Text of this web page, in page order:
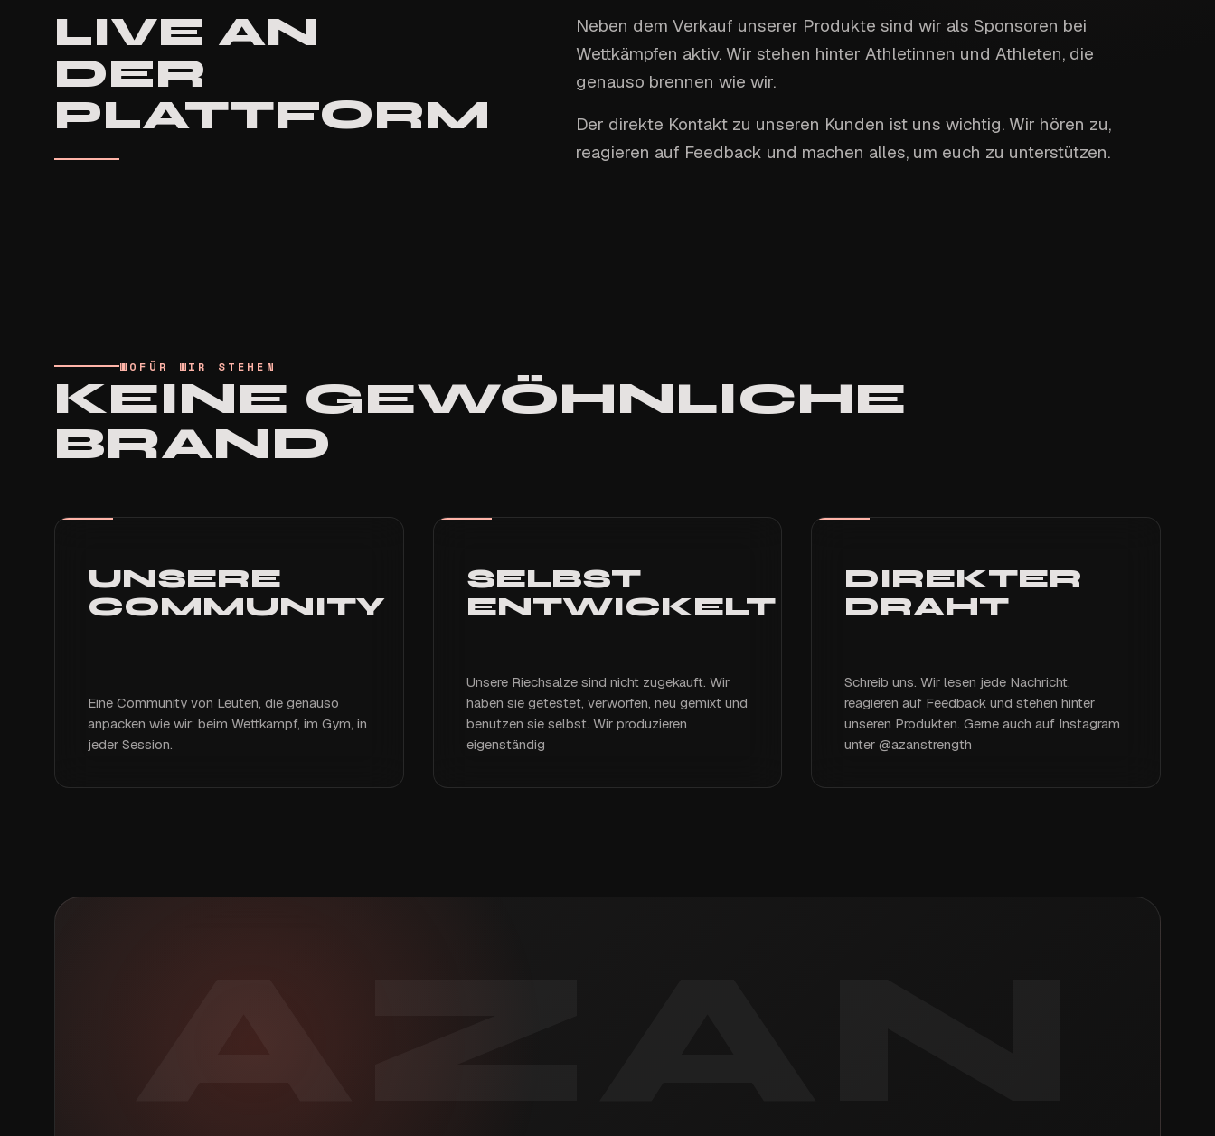
LIVE AN
DER
PLATTFORM
Neben dem Verkauf unserer Produkte sind wir als Sponsoren bei
Wettkämpfen aktiv. Wir stehen hinter Athletinnen und Athleten, die
genauso brennen wie wir.
Der direkte Kontakt zu unseren Kunden ist uns wichtig. Wir hören zu,
reagieren auf Feedback und machen alles, um euch zu unterstützen.
WOFÜR WIR STEHEN
KEINE GEWÖHNLICHE
BRAND
UNSERE
COMMUNITY
Eine Community von Leuten, die genauso
anpacken wie wir: beim Wettkampf, im Gym, in
jeder Session.
SELBST
ENTWICKELT
Unsere Riechsalze sind nicht zugekauft. Wir
haben sie getestet, verworfen, neu gemixt und
benutzen sie selbst. Wir produzieren
eigenständig
DIREKTER
DRAHT
Schreib uns. Wir lesen jede Nachricht,
reagieren auf Feedback und stehen hinter
unseren Produkten. Gerne auch auf Instagram
unter @azanstrength